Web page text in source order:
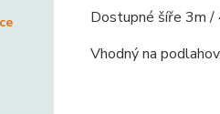
Dostupné šíře 3m /
Vhodný na